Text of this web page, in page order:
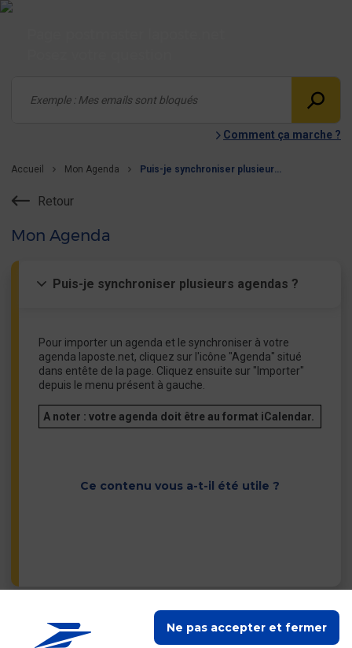
Ne pas accepter et fermer
Comment ça marche ?
Accueil Mon Agenda Puis-je synchroniser plusieurs agendas ?
Retour
Mon Agenda
Puis-je synchroniser plusieurs agendas ?
Pour importer un agenda et le synchroniser à votre
agenda laposte.net, cliquez sur l'icône "Agenda" situé
dans entête de la page. Cliquez ensuite sur "Importer"
depuis le menu présent à gauche.
A noter : votre agenda doit être au format iCalendar.
Ce contenu vous a-t-il été utile ?
Contacter les autres services du Groupe La